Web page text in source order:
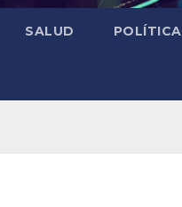
SALUD POLÍTICA